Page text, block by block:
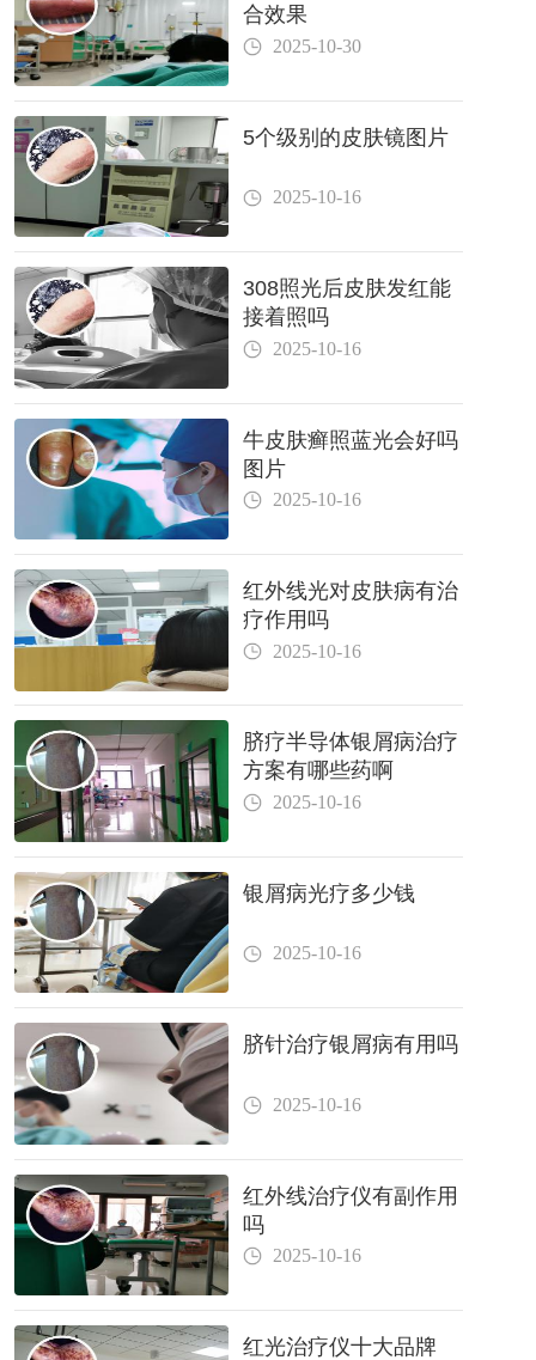
合效果
2025-10-30
5个级别的皮肤镜图片
2025-10-16
308照光后皮肤发红能
接着照吗
2025-10-16
牛皮肤癣照蓝光会好吗
图片
2025-10-16
红外线光对皮肤病有治
疗作用吗
2025-10-16
脐疗半导体银屑病治疗
方案有哪些药啊
2025-10-16
银屑病光疗多少钱
2025-10-16
脐针治疗银屑病有用吗
2025-10-16
红外线治疗仪有副作用
吗
2025-10-16
红光治疗仪十大品牌